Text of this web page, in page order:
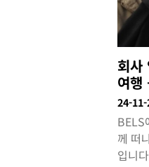
회사
여
24-
BELS
께 떠
입니